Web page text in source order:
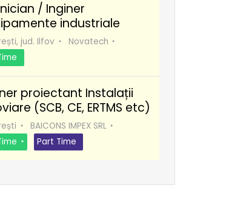
/ Inginer
industriale
jud. Ilfov
Novatech
proiectant Instalații
(SCB, CE, ERTMS etc)
BAICONS IMPEX SRL
Part Time